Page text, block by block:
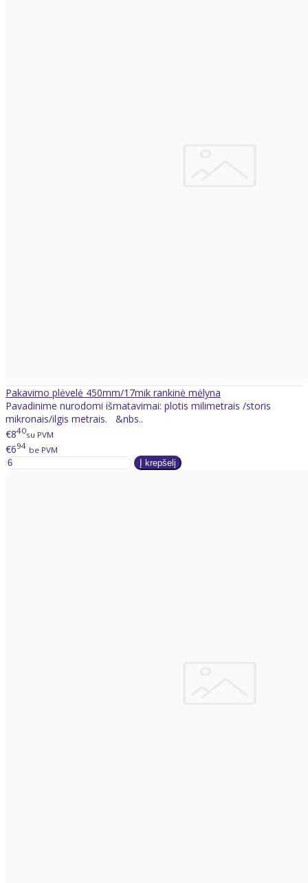
Pakavimo plėvelė 450mm/17mik rankinė mėlyna
Pavadinime nurodomi išmatavimai: plotis milimetrais /storis
mikronais/ilgis metrais. &nbs..
€840su PVM
€694 be PVM